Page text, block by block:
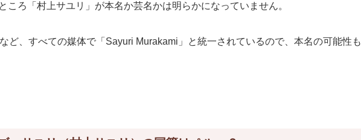
ころ「村上サユリ」が本名か芸名かは明らかになっていません。
ど、すべての媒体で「Sayuri Murakami」と統一されているので、本名の可能性も